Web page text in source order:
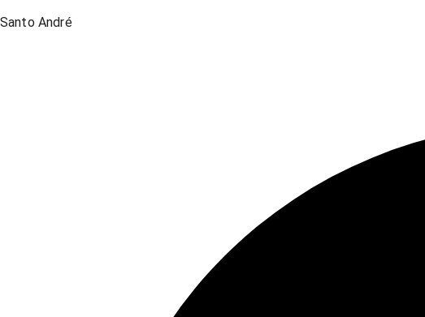
Santo André